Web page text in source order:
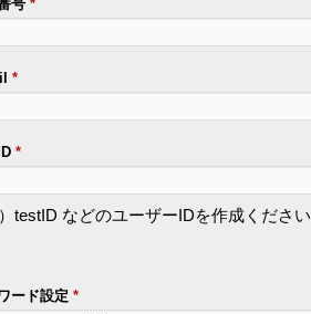
号 *
*
*
testID などのユーザーIDを作成ください
ード設定 *